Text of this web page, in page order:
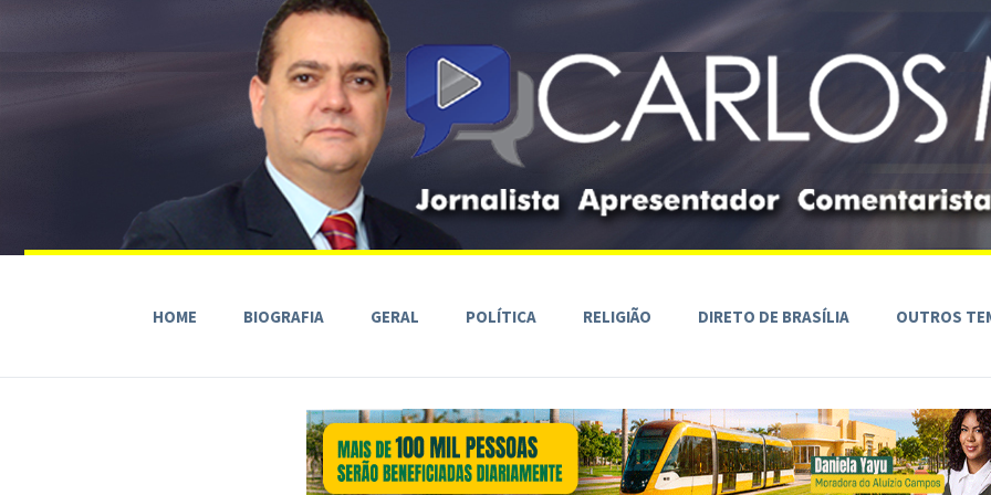
HOME BIOGRAFIA GERAL POLÍTICA RELIGIÃO DIRETO DE BRASÍLIA OUTROS